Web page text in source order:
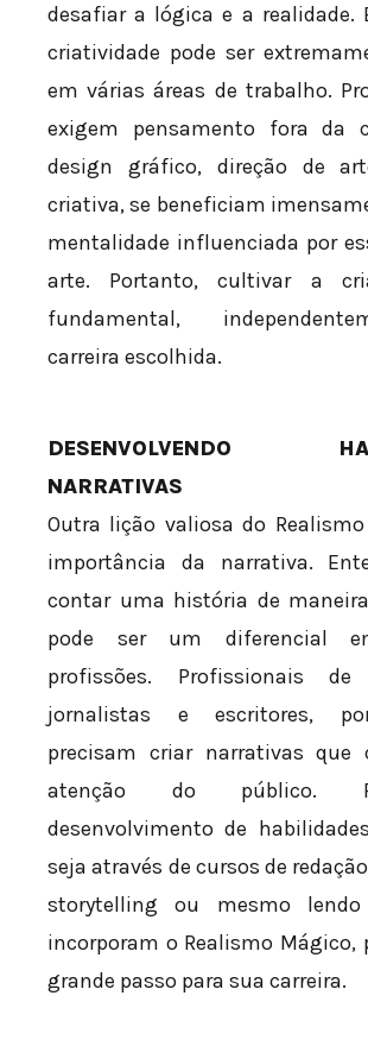
desafiar a lógica e a realidade.
criatividade pode ser
em várias áreas de trabalho.
exigem pensamento fora da
design gráfico, direção de
criativa, se beneficiam
mentalidade influenciada por
arte. Portanto, cultivar a
fundamental,
carreira escolhida.
DESENVOLVENDO
NARRATIVAS
Outra lição valiosa do
importância da narrativa.
contar uma história de
pode ser um diferencial
profissões. Profissionais de
jornalistas e escritores,
precisam criar narrativas que
atenção do público.
desenvolvimento de
seja através de cursos de
storytelling ou mesmo
incorporam o Realismo Mágico,
grande passo para sua carreira.